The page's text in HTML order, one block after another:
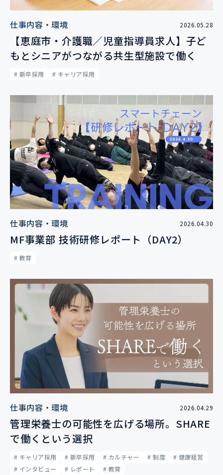
仕事内容・環境 2026.05.28
【恵庭市・介護職／児童指導員求人】子ど
もとシニアがつながる共生型施設で働く
# 新卒採用 # キャリア採用
仕事内容・環境 2026.04.30
MF事業部 技術研修レポート（DAY2）
# 教育
仕事内容・環境 2026.04.29
管理栄養士の可能性を広げる場所。SHARE
で働くという選択
# キャリア採用 # 新卒採用 # カルチャー # 制度
# 健康経営
# インタビュー
# レポート # 教育